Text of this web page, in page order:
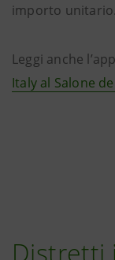
importo unitario.
Leggi anche
Italy al Salone
Distretti